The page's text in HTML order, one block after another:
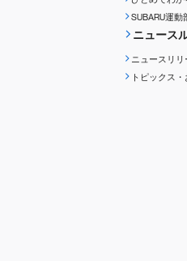
SUBARU運動
ニュース
ニュースリリ
トピックス